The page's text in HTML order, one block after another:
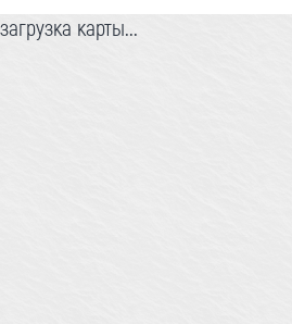
загрузка карты...